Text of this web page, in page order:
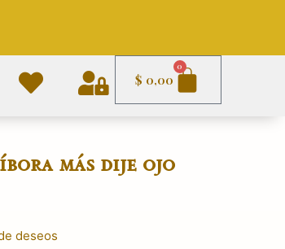
$ 0,00
0
Carrito
más dije ojo
deseos